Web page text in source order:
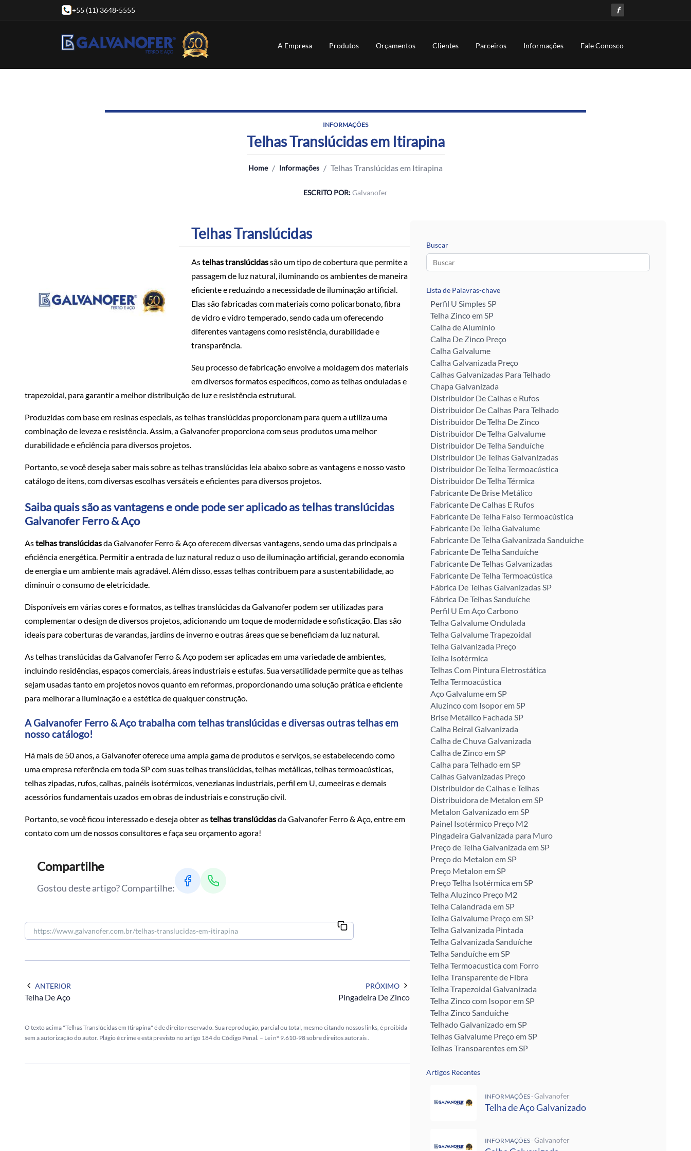
+55 (11) 3648-5555 f
A Empresa Produtos Orçamentos Clientes Parceiros Informações Fale Conosco
INFORMAÇÕES
Telhas Translúcidas em Itirapina
Home / Informações / Telhas Translúcidas em Itirapina
ESCRITO POR:Galvanofer
Telhas Translúcidas
Astelhas translúcidassão um tipo de cobertura que permite a
passagem de luz natural, iluminando os ambientes de maneira
eficiente e reduzindo a necessidade de iluminação artificial.
Elas são fabricadas com materiais como policarbonato, fibra
de vidro e vidro temperado, sendo cada um oferecendo
diferentes vantagens como resistência, durabilidade e
transparência.
Seu processo de fabricação envolve a moldagem dos materiais
em diversos formatos específicos, como as telhas onduladas e
trapezoidal, para garantir a melhor distribuição de luz e resistência estrutural.
Produzidas com base em resinas especiais, as telhas translúcidas proporcionam para quem a utiliza uma
combinação de leveza e resistência. Assim, a Galvanofer proporciona com seus produtos uma melhor
durabilidade e eficiência para diversos projetos.
Portanto, se você deseja saber mais sobre as telhas translúcidas leia abaixo sobre as vantagens e nosso vasto
catálogo de itens, com diversas escolhas versáteis e eficientes para diversos projetos.
Saiba quais são as vantagens e onde pode ser aplicado as telhas translúcidas
Galvanofer Ferro & Aço
Astelhas translúcidasda Galvanofer Ferro & Aço oferecem diversas vantagens, sendo uma das principais a
eficiência energética. Permitir a entrada de luz natural reduz o uso de iluminação artificial, gerando economia
de energia e um ambiente mais agradável. Além disso, essas telhas contribuem para a sustentabilidade, ao
diminuir o consumo de eletricidade.
Disponíveis em várias cores e formatos, as telhas translúcidas da Galvanofer podem ser utilizadas para
complementar o design de diversos projetos, adicionando um toque de modernidade e sofisticação. Elas são
ideais para coberturas de varandas, jardins de inverno e outras áreas que se beneficiam da luz natural.
As telhas translúcidas da Galvanofer Ferro & Aço podem ser aplicadas em uma variedade de ambientes,
incluindo residências, espaços comerciais, áreas industriais e estufas. Sua versatilidade permite que as telhas
sejam usadas tanto em projetos novos quanto em reformas, proporcionando uma solução prática e eficiente
para melhorar a iluminação e a estética de qualquer construção.
A Galvanofer Ferro & Aço trabalha com telhas translúcidas e diversas outras telhas em
nosso catálogo!
Há mais de 50 anos, a Galvanofer oferece uma ampla gama de produtos e serviços, se estabelecendo como
uma empresa referência em toda SP com suas telhas translúcidas, telhas metálicas, telhas termoacústicas,
telhas zipadas, rufos, calhas, painéis isotérmicos, venezianas industriais, perfil em U, cumeeiras e demais
acessórios fundamentais uzados em obras de industriais e construção civil.
Portanto, se você ficou interessado e deseja obter astelhas translúcidasda Galvanofer Ferro & Aço, entre em
contato com um de nossos consultores e faça seu orçamento agora!
Compartilhe
Gostou deste artigo? Compartilhe:
ANTERIOR
Telha De Aço
PRÓXIMO
Pingadeira De Zinco
O texto acima "Telhas Translúcidas em Itirapina" é de direito reservado. Sua reprodução, parcial ou total, mesmo citando nossos links, é proibida
sem a autorização do autor. Plágio é crime e está previsto no artigo 184 do Código Penal. – Lei n° 9.610-98 sobre direitos autorais
Buscar
Lista de Palavras-chave
Perfil U Simples SP
Telha Zinco em SP
Calha de Alumínio
Calha De Zinco Preço
Calha Galvalume
Calha Galvanizada Preço
Calhas Galvanizadas Para Telhado
Chapa Galvanizada
Distribuidor De Calhas e Rufos
Distribuidor De Calhas Para Telhado
Distribuidor De Telha De Zinco
Distribuidor De Telha Galvalume
Distribuidor De Telha Sanduíche
Distribuidor De Telhas Galvanizadas
Distribuidor De Telha Termoacústica
Distribuidor De Telha Térmica
Fabricante De Brise Metálico
Fabricante De Calhas E Rufos
Fabricante De Telha Falso Termoacústica
Fabricante De Telha Galvalume
Fabricante De Telha Galvanizada Sanduíche
Fabricante De Telha Sanduíche
Fabricante De Telhas Galvanizadas
Fabricante De Telha Termoacústica
Fábrica De Telhas Galvanizadas SP
Fábrica De Telhas Sanduíche
Perfil U Em Aço Carbono
Telha Galvalume Ondulada
Telha Galvalume Trapezoidal
Telha Galvanizada Preço
Telha Isotérmica
Telhas Com Pintura Eletrostática
Telha Termoacústica
Aço Galvalume em SP
Aluzinco com Isopor em SP
Brise Metálico Fachada SP
Calha Beiral Galvanizada
Calha de Chuva Galvanizada
Calha de Zinco em SP
Calha para Telhado em SP
Calhas Galvanizadas Preço
Distribuidor de Calhas e Telhas
Distribuidora de Metalon em SP
Metalon Galvanizado em SP
Painel Isotérmico Preço M2
Pingadeira Galvanizada para Muro
Preço de Telha Galvanizada em SP
Preço do Metalon em SP
Preço Metalon em SP
Preço Telha Isotérmica em SP
Telha Aluzinco Preço M2
Telha Calandrada em SP
Telha Galvalume Preço em SP
Telha Galvanizada Pintada
Telha Galvanizada Sanduíche
Telha Sanduíche em SP
Telha Termoacustica com Forro
Telha Transparente de Fibra
Telha Trapezoidal Galvanizada
Telha Zinco com Isopor em SP
Telha Zinco Sanduíche
Telhado Galvanizado em SP
Telhas Galvalume Preço em SP
Telhas Transparentes em SP
Rufos para Telhado
Valor da Telha de Zinco
Pingadeira para Telhado
Telha Zipada
Artigos Recentes
INFORMAÇÕES -Galvanofer
Telha de Aço Galvanizado
INFORMAÇÕES -Galvanofer